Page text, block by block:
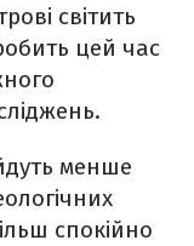
світить
цей час
менше
спокійно